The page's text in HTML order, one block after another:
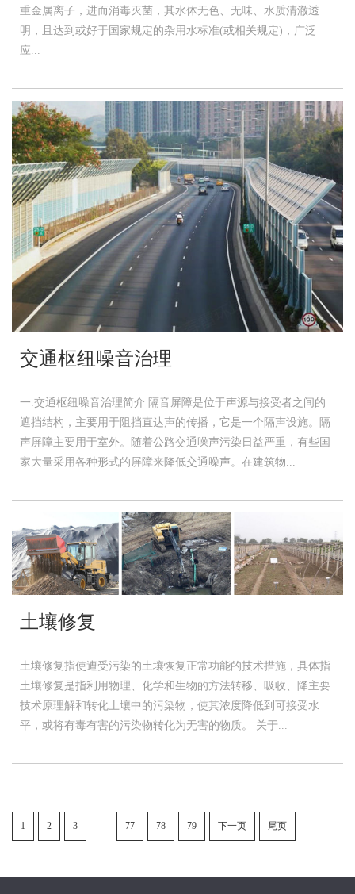
重金属离子，进而消毒灭菌，其水体无色、无味、水质清澈透
明，且达到或好于国家规定的杂用水标准(或相关规定)，广泛
应...
交通枢纽噪音治理
一.交通枢纽噪音治理简介 隔音屏障是位于声源与接受者之间的
遮挡结构，主要用于阻挡直达声的传播，它是一个隔声设施。隔
声屏障主要用于室外。随着公路交通噪声污染日益严重，有些国
家大量采用各种形式的屏障来降低交通噪声。在建筑物...
土壤修复
土壤修复指使遭受污染的土壤恢复正常功能的技术措施，具体指
土壤修复是指利用物理、化学和生物的方法转移、吸收、降主要
技术原理解和转化土壤中的污染物，使其浓度降低到可接受水
平，或将有毒有害的污染物转化为无害的物质。 关于...
1 2 3 …… 77 78 79 下一页 尾页